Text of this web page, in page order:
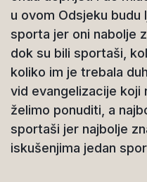
u ovom Odsjeku
sporta jer oni nabolje
dok su bili sportaši,
koliko im je trebala
vid evangelizacije koji
želimo ponuditi, a
sportaši jer najbolje
iskušenjima jedan